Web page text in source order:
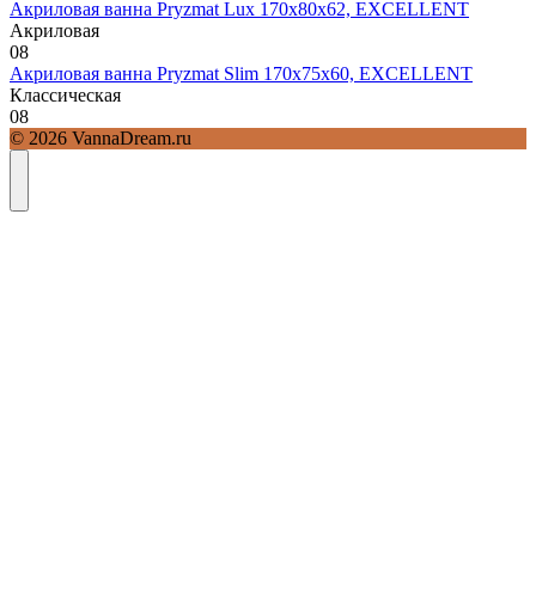
Акриловая ванна Pryzmat Lux 170х80х62, EXCELLENT
Акриловая
08
Акриловая ванна Pryzmat Slim 170х75х60, EXCELLENT
Классическая
08
© 2026 VannaDream.ru